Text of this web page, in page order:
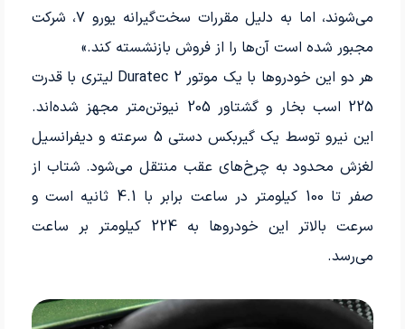
می‌شوند، اما به دلیل مقررات سخت‌گیرانه یورو ۷، شرکت
مجبور شده است آن‌ها را از فروش بازنشسته کند.»
هر دو این خودروها با یک موتور Duratec 2 لیتری با قدرت
225 اسب بخار و گشتاور 205 نیوتن‌متر مجهز شده‌اند.
این نیرو توسط یک گیربکس دستی 5 سرعته و دیفرانسیل
لغزش محدود به چرخ‌های عقب منتقل می‌شود. شتاب از
صفر تا 100 کیلومتر در ساعت برابر با 4.1 ثانیه است و
سرعت بالاتر این خودروها به 224 کیلومتر بر ساعت
می‌رسد.